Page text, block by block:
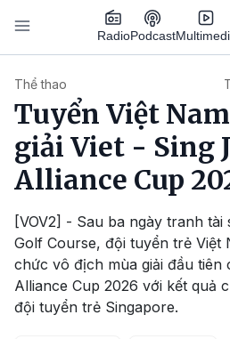
Nhảy đến nội dung
RadioPodcast
Thể thao
Tuyển Việt
giải Viet - Sing
Alliance Cup
[VOV2] - Sau ba ngày tranh tài
Golf Course, đội tuyển trẻ Việt
chức vô địch mùa giải đầu tiên
Alliance Cup 2026 với kết quả
đội tuyển trẻ Singapore.